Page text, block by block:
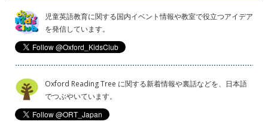
児童英語教育に関する国内イベント情報や教室で役立つアイデア
を発信しています。
Oxford Reading Tree に関する新着情報や裏話などを、日本語
でつぶやいています。